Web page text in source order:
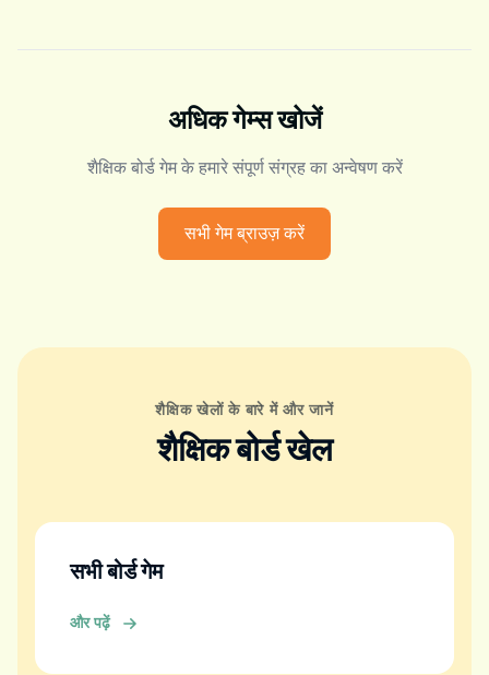
अधिक गेम्स खोजें
शैक्षिक बोर्ड गेम के हमारे संपूर्ण संग्रह का अन्वेषण करें
सभी गेम ब्राउज़ करें
शैक्षिक खेलों के बारे में और जानें
शैक्षिक बोर्ड खेल
सभी बोर्ड गेम
और पढ़ें